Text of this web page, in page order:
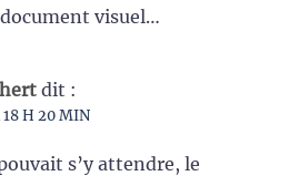
visuel…
dit :
18 H 20 MIN
s’y attendre, le